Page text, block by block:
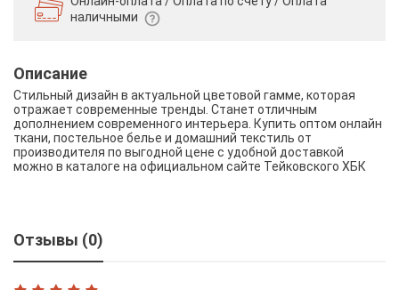
наличными
Описание
Стильный дизайн в актуальной цветовой гамме, которая
отражает современные тренды. Станет отличным
дополнением современного интерьера. Купить оптом онлайн
ткани, постельное белье и домашний текстиль от
производителя по выгодной цене с удобной доставкой
можно в каталоге на официальном сайте Тейковского ХБК
Отзывы (0)